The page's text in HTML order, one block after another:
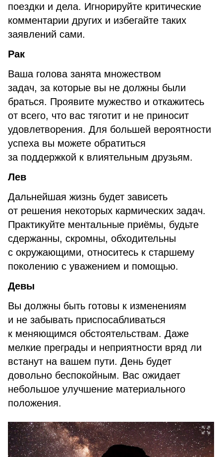
поездки и дела. Игнорируйте критические
комментарии других и избегайте таких
заявлений сами.
Рак
Ваша голова занята множеством
задач, за которые вы не должны были
браться. Проявите мужество и откажитесь
от всего, что вас тяготит и не приносит
удовлетворения. Для большей вероятности
успеха вы можете обратиться
за поддержкой к влиятельным друзьям.
Лев
Дальнейшая жизнь будет зависеть
от решения некоторых кармических задач.
Практикуйте ментальные приёмы, будьте
сдержанны, скромны, обходительны
с окружающими, относитесь к старшему
поколению с уважением и помощью.
Девы
Вы должны быть готовы к изменениям
и не забывать приспосабливаться
к меняющимся обстоятельствам. Даже
мелкие преграды и неприятности вряд ли
встанут на вашем пути. День будет
довольно беспокойным. Вас ожидает
небольшое улучшение материального
положения.